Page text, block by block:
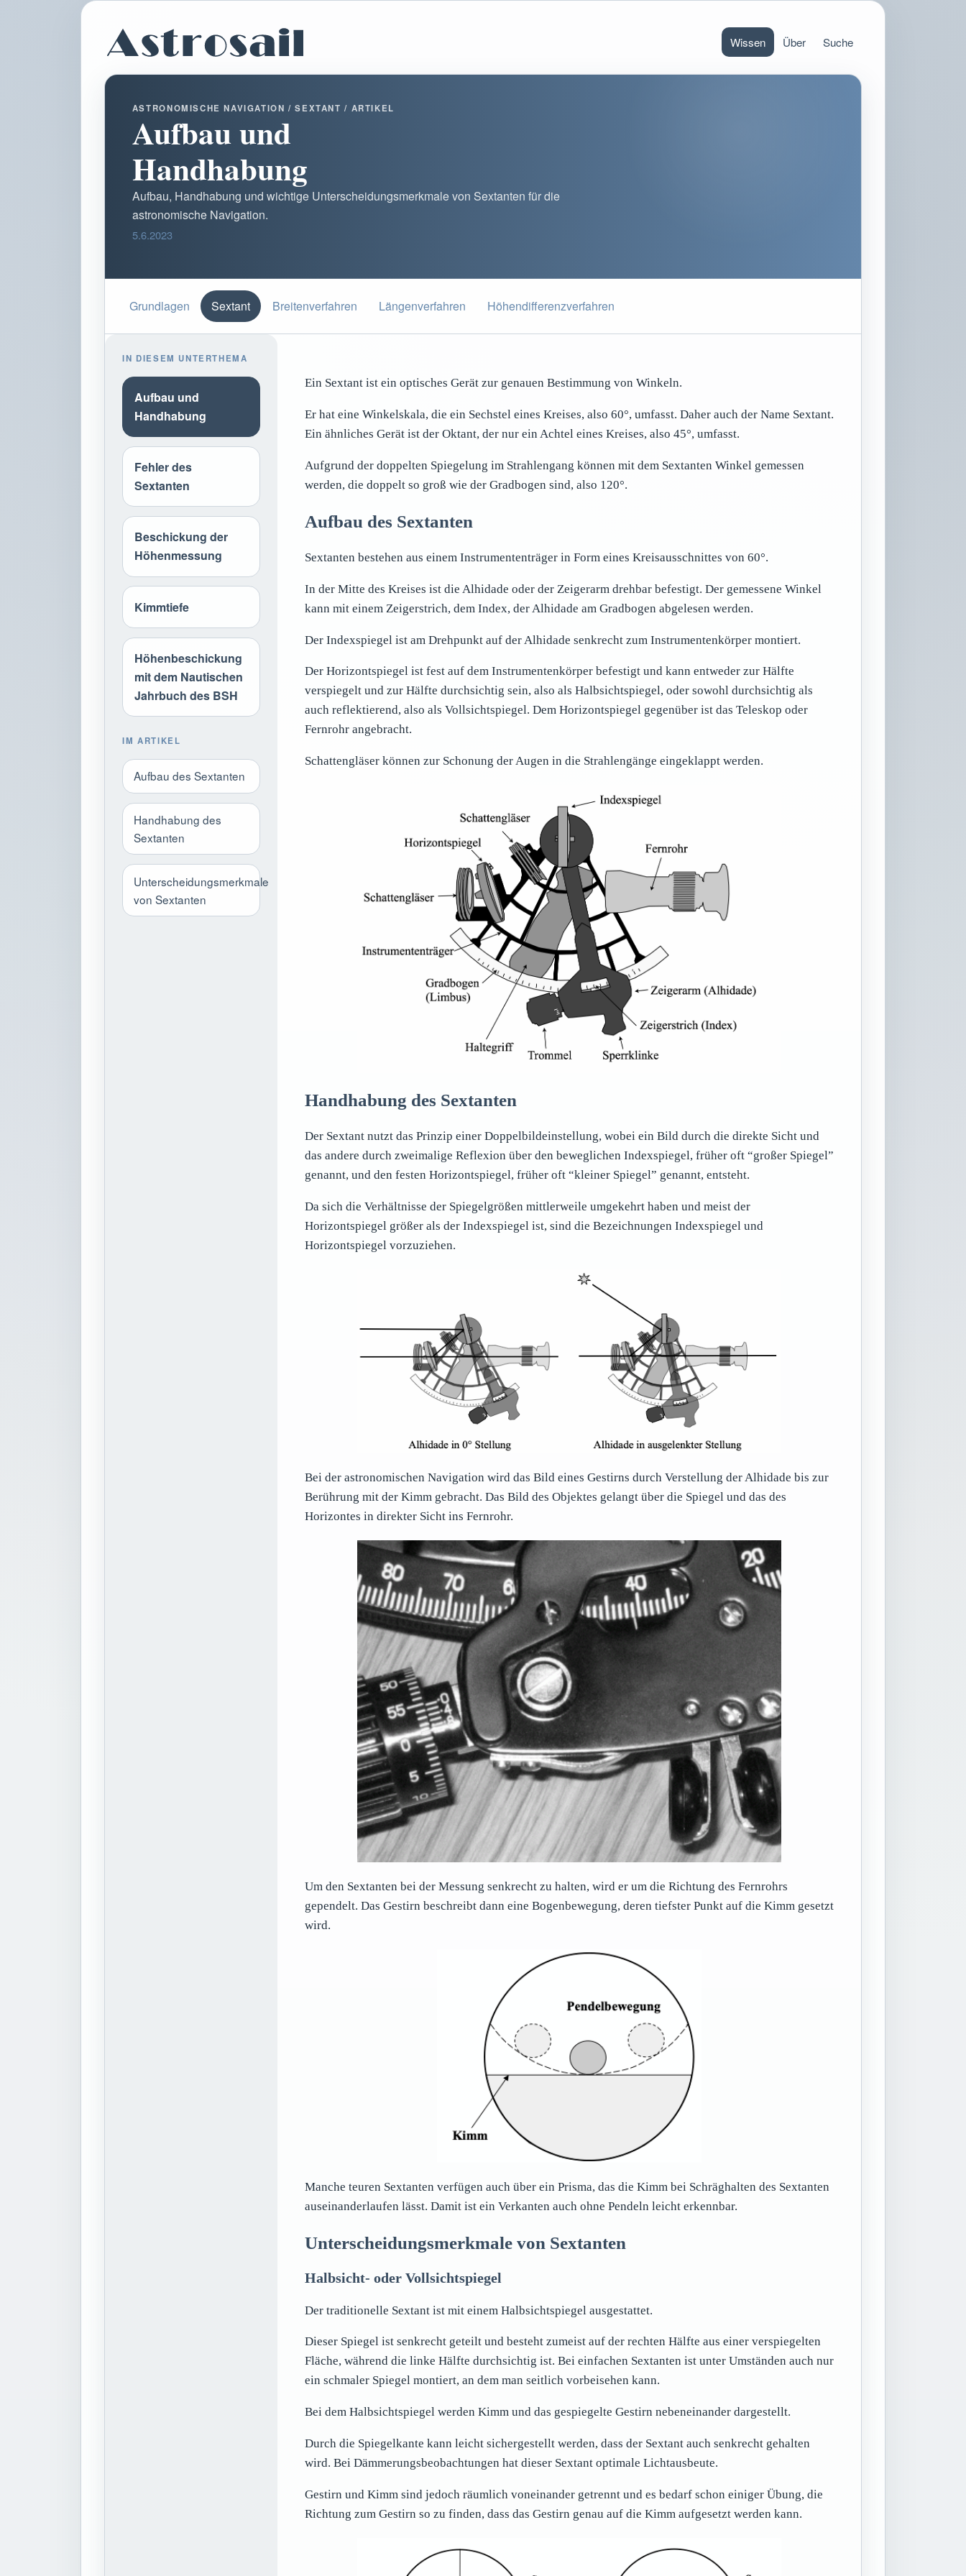
Wissen Über Suche
ASTRONOMISCHE NAVIGATION / SEXTANT / ARTIKEL
Aufbau und
Handhabung
Aufbau, Handhabung und wichtige Unterscheidungsmerkmale von Sextanten für die
astronomische Navigation.
5.6.2023
Grundlagen Sextant Breitenverfahren Längenverfahren Höhendifferenzverfahren
IN DIESEM UNTERTHEMA
Aufbau und
Handhabung
Fehler des
Sextanten
Beschickung der
Höhenmessung
Kimmtiefe
Höhenbeschickung
mit dem Nautischen
Jahrbuch des BSH
IM ARTIKEL
Aufbau des Sextanten
Handhabung des
Sextanten
Unterscheidungsmerkmale
von Sextanten
Ein Sextant ist ein optisches Gerät zur genauen Bestimmung von Winkeln.
Er hat eine Winkelskala, die ein Sechstel eines Kreises, also 60°, umfasst. Daher auch der Name Sextant.
Ein ähnliches Gerät ist der Oktant, der nur ein Achtel eines Kreises, also 45°, umfasst.
Aufgrund der doppelten Spiegelung im Strahlengang können mit dem Sextanten Winkel gemessen
werden, die doppelt so groß wie der Gradbogen sind, also 120°.
Aufbau des Sextanten
Sextanten bestehen aus einem Instrumententräger in Form eines Kreisausschnittes von 60°.
In der Mitte des Kreises ist die Alhidade oder der Zeigerarm drehbar befestigt. Der gemessene Winkel
kann mit einem Zeigerstrich, dem Index, der Alhidade am Gradbogen abgelesen werden.
Der Indexspiegel ist am Drehpunkt auf der Alhidade senkrecht zum Instrumentenkörper montiert.
Der Horizontspiegel ist fest auf dem Instrumentenkörper befestigt und kann entweder zur Hälfte
verspiegelt und zur Hälfte durchsichtig sein, also als Halbsichtspiegel, oder sowohl durchsichtig als
auch reflektierend, also als Vollsichtspiegel. Dem Horizontspiegel gegenüber ist das Teleskop oder
Fernrohr angebracht.
Schattengläser können zur Schonung der Augen in die Strahlengänge eingeklappt werden.
Handhabung des Sextanten
Der Sextant nutzt das Prinzip einer Doppelbildeinstellung, wobei ein Bild durch die direkte Sicht und
das andere durch zweimalige Reflexion über den beweglichen Indexspiegel, früher oft “großer Spiegel”
genannt, und den festen Horizontspiegel, früher oft “kleiner Spiegel” genannt, entsteht.
Da sich die Verhältnisse der Spiegelgrößen mittlerweile umgekehrt haben und meist der
Horizontspiegel größer als der Indexspiegel ist, sind die Bezeichnungen Indexspiegel und
Horizontspiegel vorzuziehen.
Bei der astronomischen Navigation wird das Bild eines Gestirns durch Verstellung der Alhidade bis zur
Berührung mit der Kimm gebracht. Das Bild des Objektes gelangt über die Spiegel und das des
Horizontes in direkter Sicht ins Fernrohr.
Um den Sextanten bei der Messung senkrecht zu halten, wird er um die Richtung des Fernrohrs
gependelt. Das Gestirn beschreibt dann eine Bogenbewegung, deren tiefster Punkt auf die Kimm gesetzt
wird.
Manche teuren Sextanten verfügen auch über ein Prisma, das die Kimm bei Schräghalten des Sextanten
auseinanderlaufen lässt. Damit ist ein Verkanten auch ohne Pendeln leicht erkennbar.
Unterscheidungsmerkmale von Sextanten
Halbsicht- oder Vollsichtspiegel
Der traditionelle Sextant ist mit einem Halbsichtspiegel ausgestattet.
Dieser Spiegel ist senkrecht geteilt und besteht zumeist auf der rechten Hälfte aus einer verspiegelten
Fläche, während die linke Hälfte durchsichtig ist. Bei einfachen Sextanten ist unter Umständen auch nur
ein schmaler Spiegel montiert, an dem man seitlich vorbeisehen kann.
Bei dem Halbsichtspiegel werden Kimm und das gespiegelte Gestirn nebeneinander dargestellt.
Durch die Spiegelkante kann leicht sichergestellt werden, dass der Sextant auch senkrecht gehalten
wird. Bei Dämmerungsbeobachtungen hat dieser Sextant optimale Lichtausbeute.
Gestirn und Kimm sind jedoch räumlich voneinander getrennt und es bedarf schon einiger Übung, die
Richtung zum Gestirn so zu finden, dass das Gestirn genau auf die Kimm aufgesetzt werden kann.